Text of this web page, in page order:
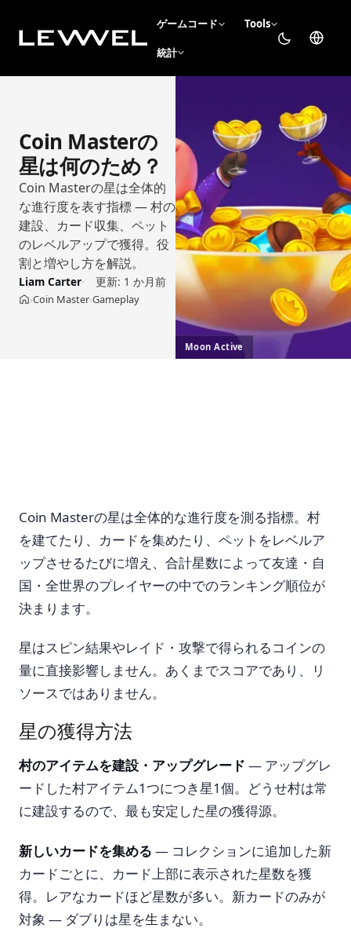
ゲームコード Tools
統計
Coin Masterの
星は何のため？
Coin Masterの星は全体的
な進行度を表す指標 — 村の
建設、カード収集、ペット
のレベルアップで獲得。役
割と増やし方を解説。
Liam Carter 更新: 1 か月前
ホーム
›Coin Master›Gameplay
Moon Active
Coin Masterの星は全体的な進行度を測る指標。村
を建てたり、カードを集めたり、ペットをレベルア
ップさせるたびに増え、合計星数によって友達・自
国・全世界のプレイヤーの中でのランキング順位が
決まります。
星はスピン結果やレイド・攻撃で得られるコインの
量に直接影響しません。あくまでスコアであり、リ
ソースではありません。
星の獲得方法
村のアイテムを建設・アップグレード — アップグレ
ードした村アイテム1つにつき星1個。どうせ村は常
に建設するので、最も安定した星の獲得源。
新しいカードを集める — コレクションに追加した新
カードごとに、カード上部に表示された星数を獲
得。レアなカードほど星数が多い。新カードのみが
対象 — ダブりは星を生まない。